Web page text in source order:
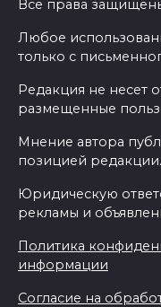
Все права
Любое
только с
Редакция не несет
размещенные
Мнение автора
позицией редакции.
Юридическую
рекламы и
Политика
информации
Согласие на